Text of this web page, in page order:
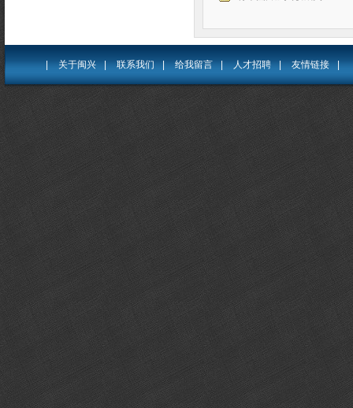
| 关于闽兴 | 联系我们 | 给我留言 | 人才招聘 | 友情链接 |